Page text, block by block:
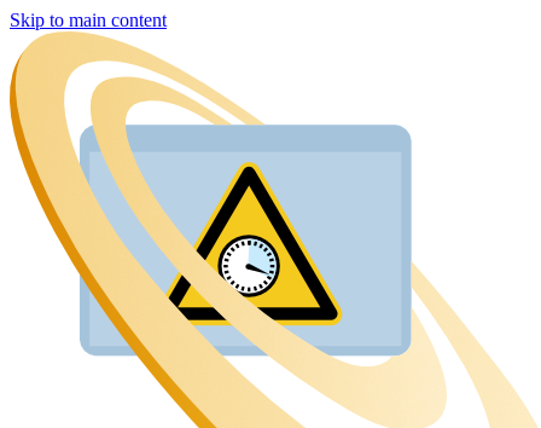
Skip to main content